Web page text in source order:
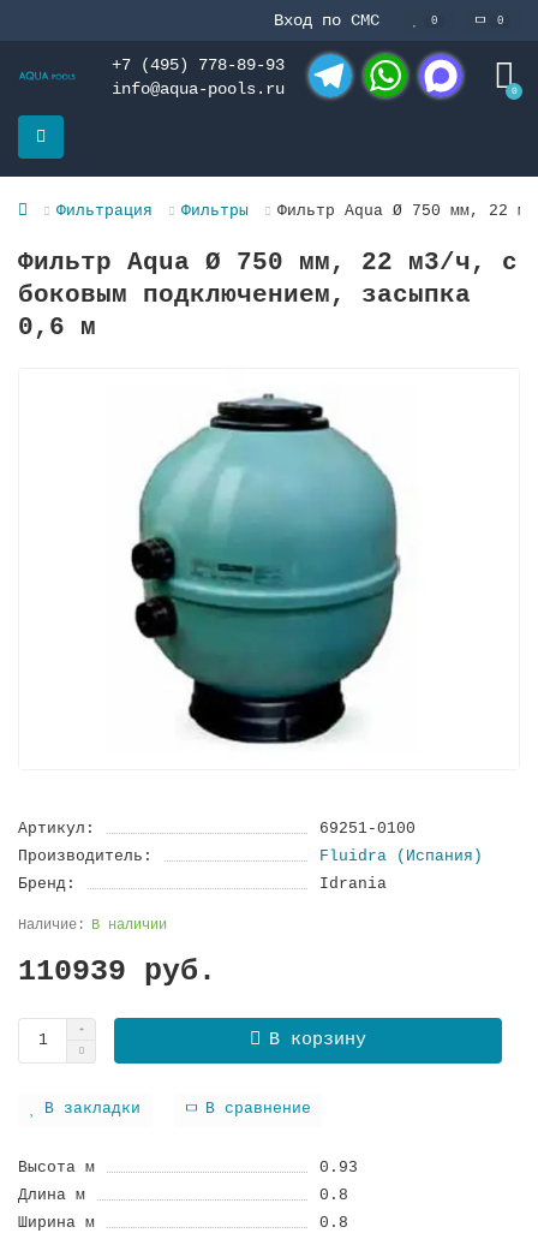
Вход по СМС 0 0
+7 (495) 778-89-93
info@aqua-pools.ru
0
Фильтрация Фильтры Фильтр Aqua Ø 750 мм, 22
Фильтр Aqua Ø 750 мм, 22 м3/ч, с
боковым подключением, засыпка
0,6 м
Артикул:
69251-0100
Производитель:
Fluidra (Испания)
Бренд:
Idrania
В наличии
110939 руб.
В корзину
В закладки В сравнение
Высота м
0.93
Длина м
0.8
Ширина м
0.8